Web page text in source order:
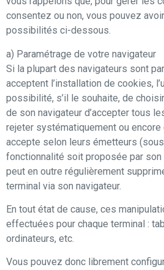
consentez ou non, vous pouvez
possibilités ci-dessous.
a) Paramétrage de votre navigateur
Si la plupart des navigateurs sont
acceptent l’installation de cookies,
possibilité, s’il le souhaite, de
de son navigateur d’accepter tous
rejeter systématiquement ou encore
accepte selon leurs émetteurs
fonctionnalité soit proposée par son
peut en outre régulièrement
terminal via son navigateur.
En tout état de cause, ces
effectuées pour chaque terminal :
ordinateurs, etc.
Vous pouvez donc librement